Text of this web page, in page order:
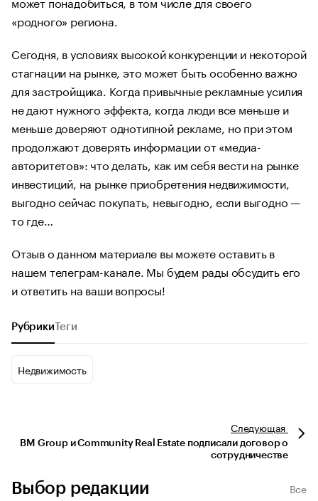
«родного» региона.
Сегодня, в условиях высокой конкуренции и некоторой
стагнации на рынке, это может быть особенно важно
для застройщика. Когда привычные рекламные усилия
не дают нужного эффекта, когда люди все меньше и
меньше доверяют однотипной рекламе, но при этом
продолжают доверять информации от «медиа-
авторитетов»: что делать, как им себя вести на рынке
инвестиций, на рынке приобретения недвижимости,
выгодно сейчас покупать, невыгодно, если выгодно —
то где…
Отзыв о данном материале вы можете оставить в
нашем телеграм-канале. Мы будем рады обсудить его
и ответить на ваши вопросы!
Рубрики Теги
Недвижимость
Следующая
BM Group и Сommunity Real Estate подписали договор о
сотрудничестве
Выбор редакции Все